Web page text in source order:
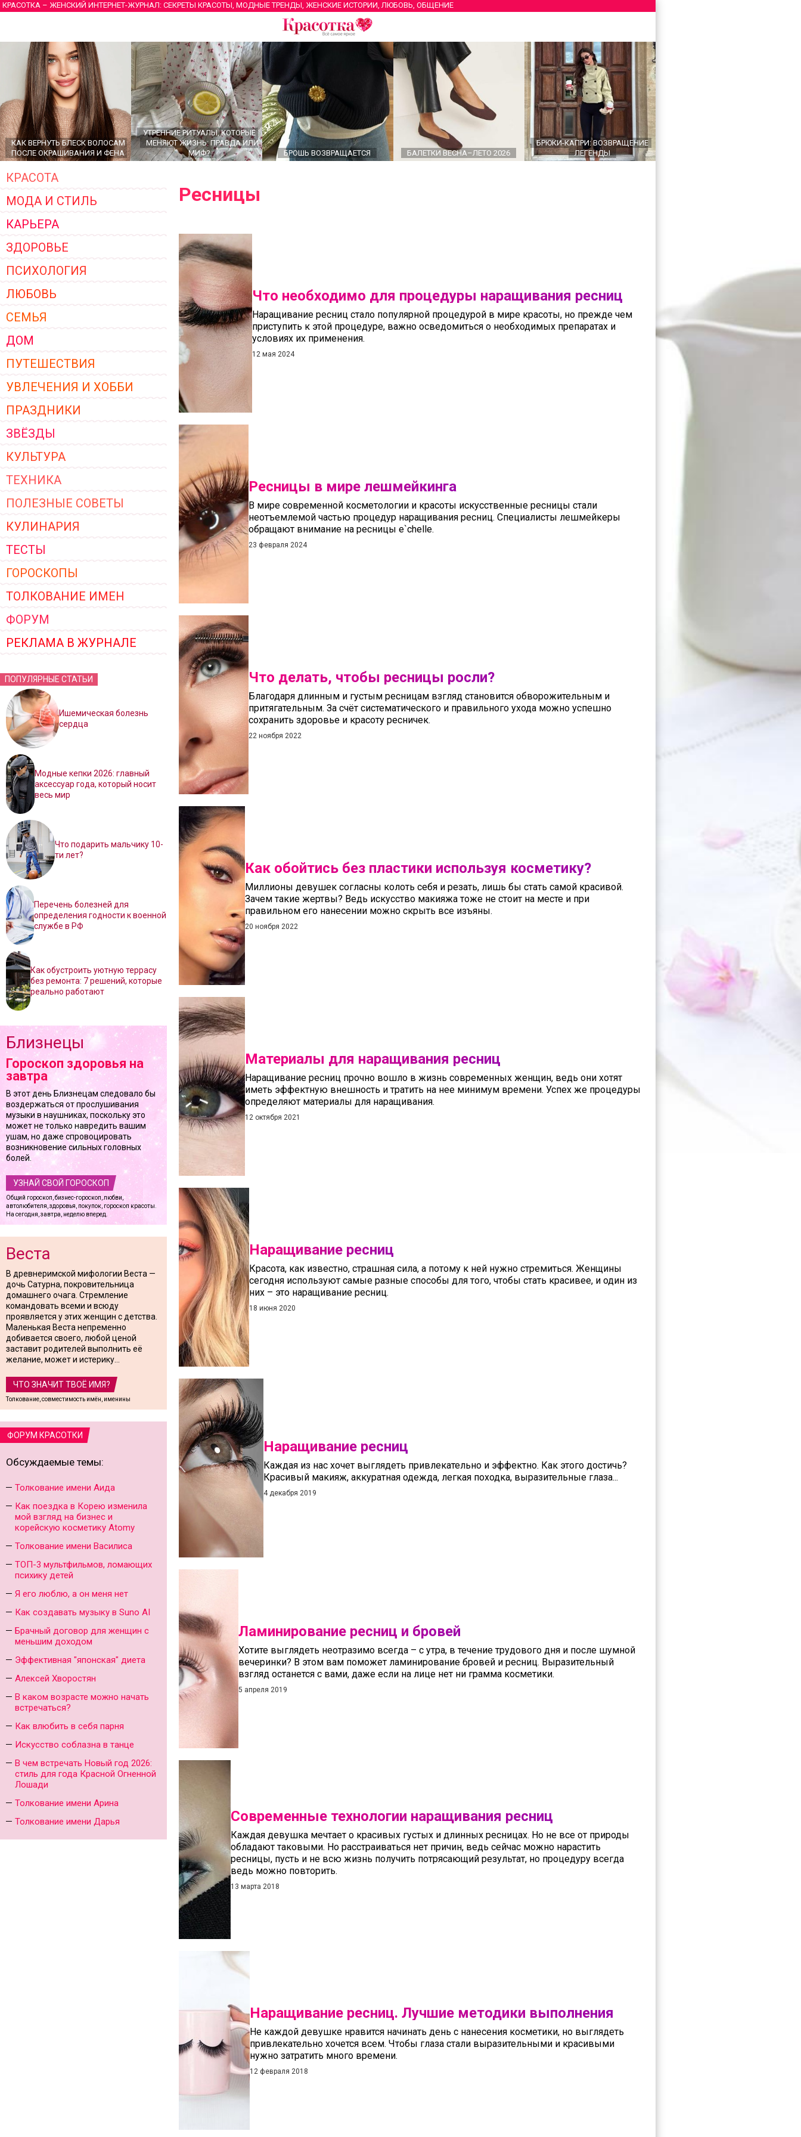
КРАСОТКА – ЖЕНСКИЙ ИНТЕРНЕТ-ЖУРНАЛ: СЕКРЕТЫ КРАСОТЫ, МОДНЫЕ ТРЕНДЫ, ЖЕНСКИЕ ИСТОРИИ, ЛЮБОВЬ, ОБЩЕНИЕ
КАК ВЕРНУТЬ БЛЕСК ВОЛОСАМ
ПОСЛЕ ОКРАШИВАНИЯ И ФЕНА
УТРЕННИЕ РИТУАЛЫ, КОТОРЫЕ
МЕНЯЮТ ЖИЗНЬ: ПРАВДА ИЛИ
МИФ?
БРОШЬ ВОЗВРАЩАЕТСЯ БАЛЕТКИ ВЕСНА–ЛЕТО 2026
БРЮКИ-КАПРИ: ВОЗВРАЩЕНИЕ
ЛЕГЕНДЫ
ГЛАВНЫЕ ТРЕНДЫ ВЕРХНЕЙ
ЖЕНСКОЙ ОДЕЖДЫ 2026
КРАСОТА
МОДА И СТИЛЬ
КАРЬЕРА
ЗДОРОВЬЕ
ПСИХОЛОГИЯ
ЛЮБОВЬ
СЕМЬЯ
ДОМ
ПУТЕШЕСТВИЯ
УВЛЕЧЕНИЯ И ХОББИ
ПРАЗДНИКИ
ЗВЁЗДЫ
КУЛЬТУРА
ТЕХНИКА
ПОЛЕЗНЫЕ СОВЕТЫ
КУЛИНАРИЯ
ТЕСТЫ
ГОРОСКОПЫ
ТОЛКОВАНИЕ ИМЕН
ФОРУМ
РЕКЛАМА В ЖУРНАЛЕ
ПОПУЛЯРНЫЕ СТАТЬИ
Ишемическая болезнь
сердца
Модные кепки 2026: главный
аксессуар года, который носит
весь мир
Что подарить мальчику 10-
ти лет?
Перечень болезней для
определения годности к военной
службе в РФ
Как обустроить уютную террасу
без ремонта: 7 решений, которые
реально работают
Близнецы
Гороскоп здоровья на
завтра
В этот день Близнецам следовало бы
воздержаться от прослушивания
музыки в наушниках, поскольку это
может не только навредить вашим
ушам, но даже спровоцировать
возникновение сильных головных
болей.
УЗНАЙ СВОЙ ГОРОСКОП
Общий гороскоп, бизнес-гороскоп, любви,
автолюбителя, здоровья, покупок, гороскоп красоты.
На сегодня, завтра, неделю вперед.
Веста
В древнеримской мифологии Веста —
дочь Сатурна, покровительница
домашнего очага. Стремление
командовать всеми и всюду
проявляется у этих женщин с детства.
Маленькая Веста непременно
добивается своего, любой ценой
заставит родителей выполнить её
желание, может и истерику...
ЧТО ЗНАЧИТ ТВОЁ ИМЯ?
Толкование, совместимость имён, именины
ФОРУМ КРАСОТКИ
Обсуждаемые темы:
Толкование имени Аида
Как поездка в Корею изменила
мой взгляд на бизнес и
корейскую косметику Atomy
Толкование имени Василиса
ТОП-3 мультфильмов, ломающих
психику детей
Я его люблю, а он меня нет
Как создавать музыку в Suno AI
Брачный договор для женщин с
меньшим доходом
Эффективная "японская" диета
Алексей Хворостян
В каком возрасте можно начать
встречаться?
Как влюбить в себя парня
Искусство соблазна в танце
В чем встречать Новый год 2026:
стиль для года Красной Огненной
Лошади
Толкование имени Арина
Толкование имени Дарья
Ресницы
Что необходимо для процедуры наращивания ресниц
Наращивание ресниц стало популярной процедурой в мире красоты, но прежде чем
приступить к этой процедуре, важно осведомиться о необходимых препаратах и
условиях их применения.
12 мая 2024
Ресницы в мире лешмейкинга
В мире современной косметологии и красоты искусственные ресницы стали
неотъемлемой частью процедур наращивания ресниц. Специалисты лешмейкеры
обращают внимание на ресницы e`chelle.
23 февраля 2024
Что делать, чтобы ресницы росли?
Благодаря длинным и густым ресницам взгляд становится обворожительным и
притягательным. За счёт систематического и правильного ухода можно успешно
сохранить здоровье и красоту ресничек.
22 ноября 2022
Как обойтись без пластики используя косметику?
Миллионы девушек согласны колоть себя и резать, лишь бы стать самой красивой.
Зачем такие жертвы? Ведь искусство макияжа тоже не стоит на месте и при
правильном его нанесении можно скрыть все изъяны.
20 ноября 2022
Материалы для наращивания ресниц
Наращивание ресниц прочно вошло в жизнь современных женщин, ведь они хотят
иметь эффектную внешность и тратить на нее минимум времени. Успех же процедуры
определяют материалы для наращивания.
12 октября 2021
Наращивание ресниц
Красота, как известно, страшная сила, а потому к ней нужно стремиться. Женщины
сегодня используют самые разные способы для того, чтобы стать красивее, и один из
них – это наращивание ресниц.
18 июня 2020
Наращивание ресниц
Каждая из нас хочет выглядеть привлекательно и эффектно. Как этого достичь?
Красивый макияж, аккуратная одежда, легкая походка, выразительные глаза...
4 декабря 2019
Ламинирование ресниц и бровей
Хотите выглядеть неотразимо всегда – с утра, в течение трудового дня и после шумной
вечеринки? В этом вам поможет ламинирование бровей и ресниц. Выразительный
взгляд останется с вами, даже если на лице нет ни грамма косметики.
5 апреля 2019
Современные технологии наращивания ресниц
Каждая девушка мечтает о красивых густых и длинных ресницах. Но не все от природы
обладают таковыми. Но расстраиваться нет причин, ведь сейчас можно нарастить
ресницы, пусть и не всю жизнь получить потрясающий результат, но процедуру всегда
ведь можно повторить.
13 марта 2018
Наращивание ресниц. Лучшие методики выполнения
Не каждой девушке нравится начинать день с нанесения косметики, но выглядеть
привлекательно хочется всем. Чтобы глаза стали выразительными и красивыми
нужно затратить много времени.
12 февраля 2018